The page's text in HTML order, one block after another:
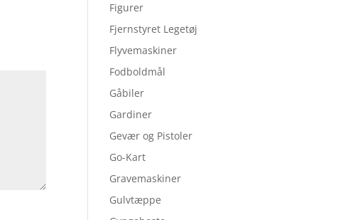
Figurer
Fjernstyret Legetøj
Flyvemaskiner
Fodboldmål
Gåbiler
Gardiner
Gevær og Pistoler
Go-Kart
Gravemaskiner
Gulvtæppe